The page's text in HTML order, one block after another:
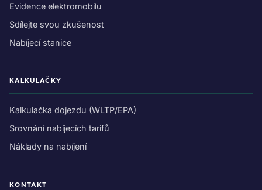
Evidence elektromobilu
Sdílejte svou zkušenost
Nabíjecí stanice
KALKULAČKY
Kalkulačka dojezdu (WLTP/EPA)
Srovnání nabíjecích tarifů
Náklady na nabíjení
KONTAKT